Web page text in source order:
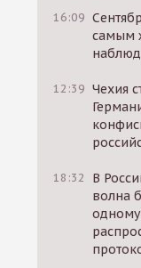
16:09
самым
12:39 Чехия
18:32
В
волна